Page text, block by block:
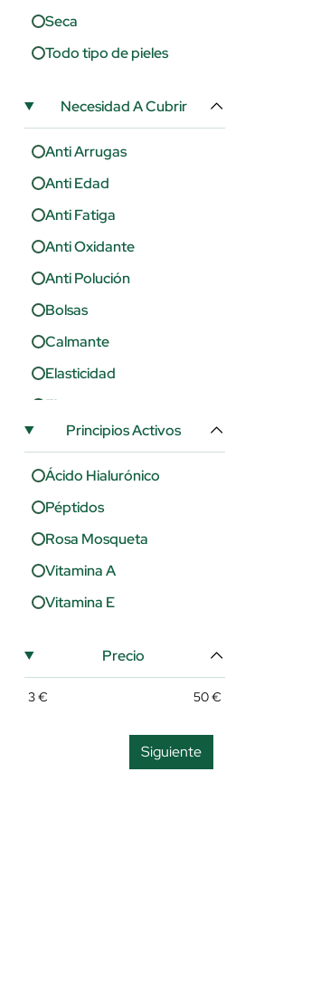
Seca
Todo tipo de pieles
Necesidad A Cubrir
Anti Arrugas
Anti Edad
Anti Fatiga
Anti Oxidante
Anti Polución
Bolsas
Calmante
Elasticidad
Firmeza
Hidratación
Lifting
Luminosidad
Manchas
Nutrición
Ojeras
Regeneración
Revitalizante
Principios Activos
Ácido Hialurónico
Péptidos
Rosa Mosqueta
Vitamina A
Vitamina E
Precio
3€ 50€
Siguiente